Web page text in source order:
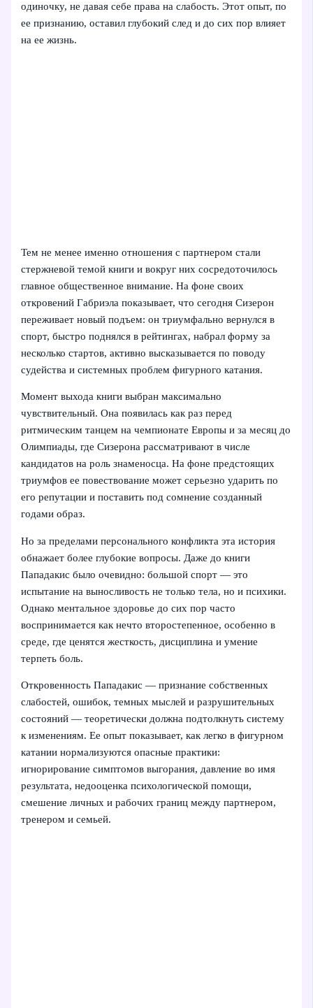
одиночку, не давая себе права на слабость. Этот опыт, по
ее признанию, оставил глубокий след и до сих пор влияет
на ее жизнь.
Тем не менее именно отношения с партнером стали
стержневой темой книги и вокруг них сосредоточилось
главное общественное внимание. На фоне своих
откровений Габриэла показывает, что сегодня Сизерон
переживает новый подъем: он триумфально вернулся в
спорт, быстро поднялся в рейтингах, набрал форму за
несколько стартов, активно высказывается по поводу
судейства и системных проблем фигурного катания.
Момент выхода книги выбран максимально
чувствительный. Она появилась как раз перед
ритмическим танцем на чемпионате Европы и за месяц до
Олимпиады, где Сизерона рассматривают в числе
кандидатов на роль знаменосца. На фоне предстоящих
триумфов ее повествование может серьезно ударить по
его репутации и поставить под сомнение созданный
годами образ.
Но за пределами персонального конфликта эта история
обнажает более глубокие вопросы. Даже до книги
Пападакис было очевидно: большой спорт — это
испытание на выносливость не только тела, но и психики.
Однако ментальное здоровье до сих пор часто
воспринимается как нечто второстепенное, особенно в
среде, где ценятся жесткость, дисциплина и умение
терпеть боль.
Откровенность Пападакис — признание собственных
слабостей, ошибок, темных мыслей и разрушительных
состояний — теоретически должна подтолкнуть систему
к изменениям. Ее опыт показывает, как легко в фигурном
катании нормализуются опасные практики:
игнорирование симптомов выгорания, давление во имя
результата, недооценка психологической помощи,
смешение личных и рабочих границ между партнером,
тренером и семьей.